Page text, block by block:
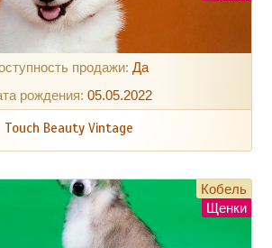
продажи:Да
рождения: 05.05.2022
Touch Beauty Vintage
Кобель
Щенки